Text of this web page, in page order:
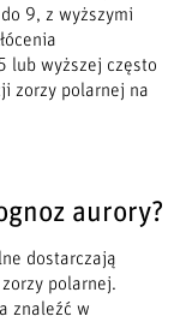
9, z wyższymi
lub wyższej często
zorzy polarnej na
aurory?
dostarczają
polarnej.
znaleźć w